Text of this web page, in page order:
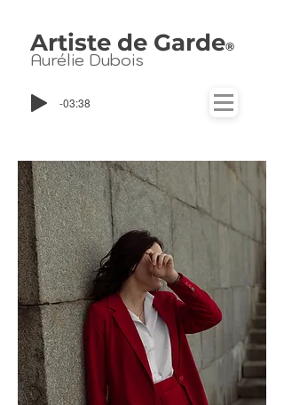
-03:38
Artiste de Garde®
Aurélie Dubois